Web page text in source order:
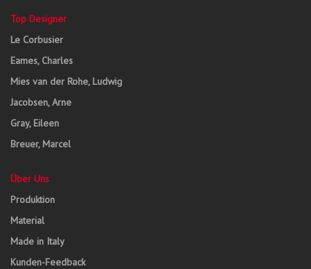
Top Designer
Le Corbusier
Eames, Charles
Mies van der Rohe, Ludwig
Jacobsen, Arne
Gray, Eileen
Breuer, Marcel
Über Uns
Produktion
Material
Made in Italy
Kunden-Feedback